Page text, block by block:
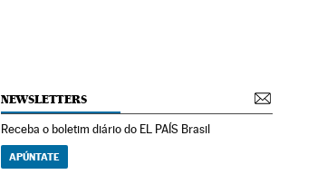
NEWSLETTERS
Receba o boletim diário do EL PAÍS Brasil
APÚNTATE